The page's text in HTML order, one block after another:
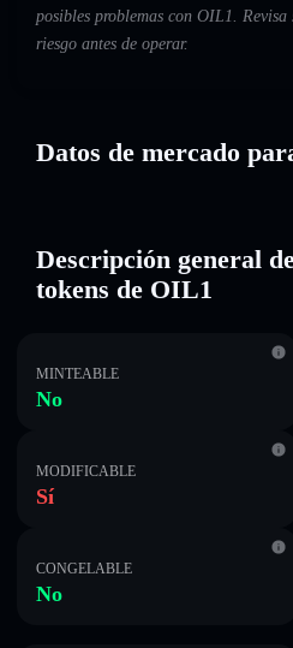
posibles problemas con OIL1. Revisa
riesgo antes de operar.
Datos de mercado
Descripción general
tokens de OIL1
MINTEABLE
No
MODIFICABLE
Sí
CONGELABLE
No